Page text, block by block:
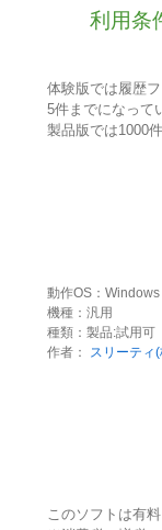
利用条
体験版では履歴
5件までになって
製品版では1000
動作OS：
機種：汎用
種類：製品:試用可
作者：
スリーティ
このソフトは有料